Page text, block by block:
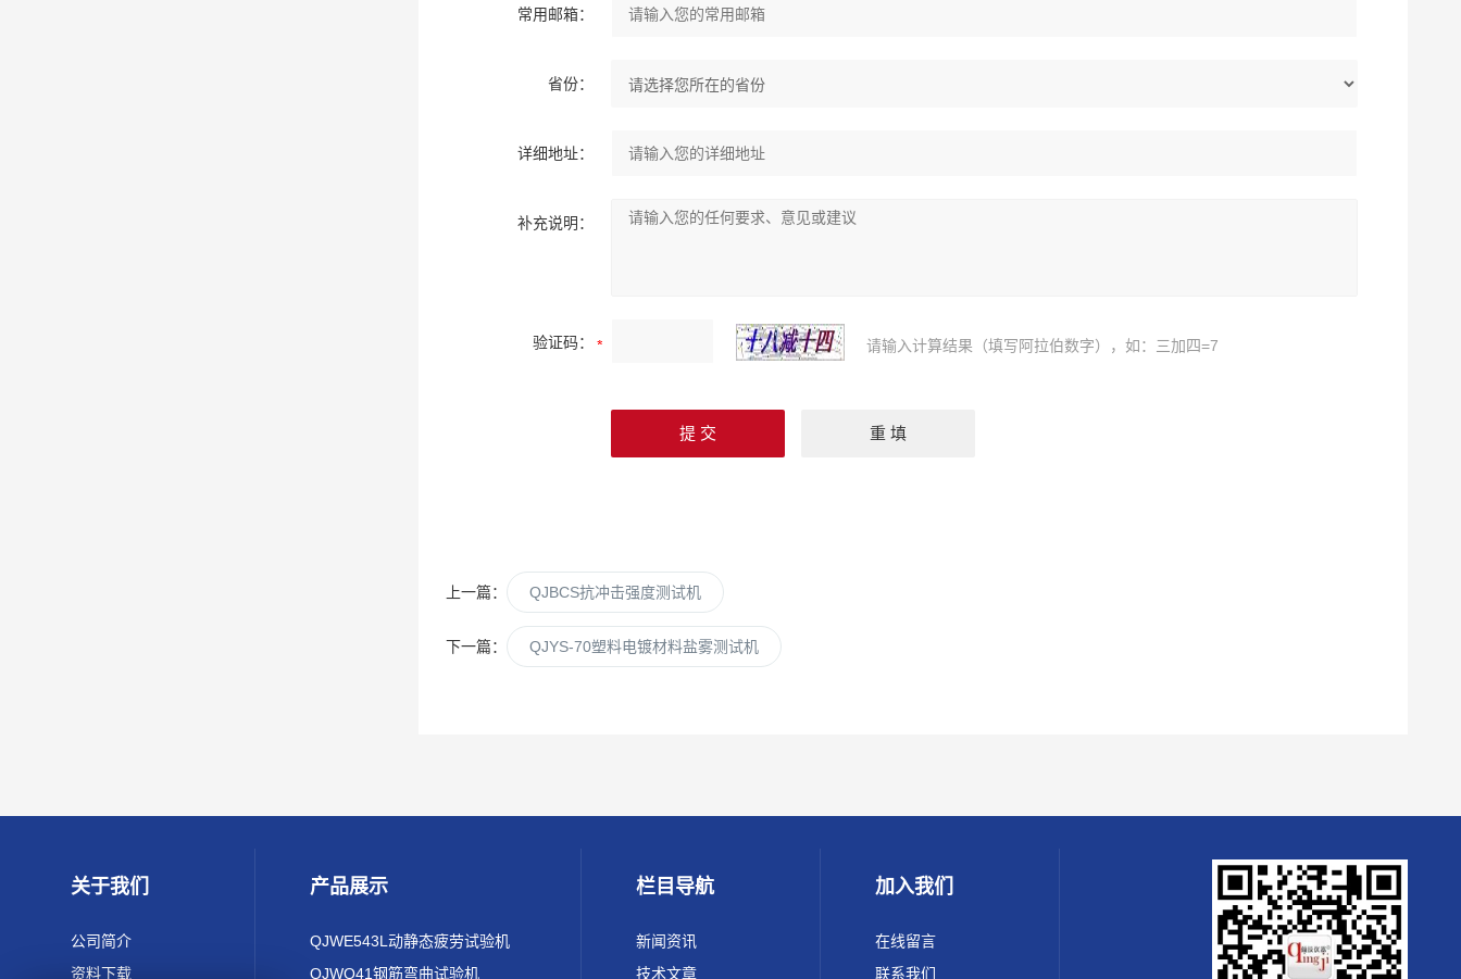
常用邮箱：
省份：
详细地址：
补充说明：
验证码： 请输入计算结果（填写阿拉伯数字），如：三加四=7
上一篇： QJBCS抗冲击强度测试机
下一篇： QJYS-70塑料电镀材料盐雾测试机
关于我们
公司简介
资料下载
产品展示
QJWE543L动静态疲劳试验机
QJWQ41钢筋弯曲试验机
栏目导航
新闻资讯
技术文章
加入我们
在线留言
联系我们